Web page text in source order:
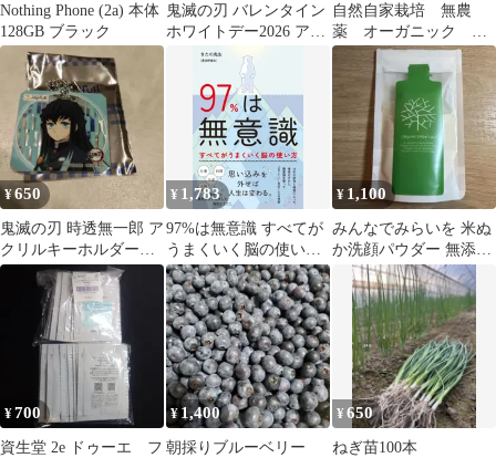
Nothing Phone (2a) 本体
128GB ブラック
鬼滅の刃 バレンタイン
ホワイトデー2026 アク
リルスタンド 無一郎 玄
自然自家栽培 無農
薬 オーガニック 濃
厚 ドクダミバーム
アルミ缶50ml
¥650
鬼滅の刃 時透無一郎 ア
クリルキーホルダー
Joyfull
¥ 1,783
97%は無意識 すべてが
うまくいく脳の使い方
（単行本（ソフトカバ
ー））
¥ 1,100
みんなでみらいを 米ぬ
か洗顔パウダー 無添加
洗顔料 70g
¥700
資生堂 2e ドゥーエ フ
¥ 1,400
朝採りブルーベリー
¥650
ねぎ苗100本